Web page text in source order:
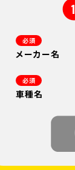
1
必須
メーカー名
必須
車種名